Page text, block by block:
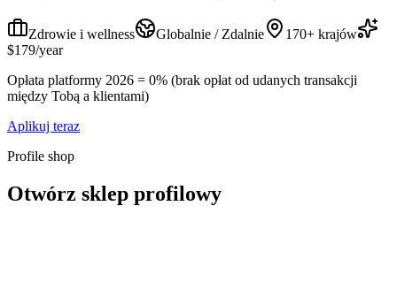
Zdrowie i wellness Globalnie / Zdalnie
170+ krajów
$179/year
Opłata platformy 2026 = 0% (brak opłat od udanych transakcji
między Tobą a klientami)
Aplikuj teraz
Profile shop
Otwórz sklep profilowy